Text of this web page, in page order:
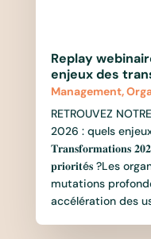
Replay
enjeux des
Management,
RETROUVEZ
2026 : quels
𝐓𝐫𝐚𝐧𝐬𝐟𝐨𝐫𝐦𝐚𝐭𝐢𝐨𝐧𝐬
𝐩𝐫𝐢𝐨𝐫𝐢𝐭é𝐬 ?Les
mutations
accélération des